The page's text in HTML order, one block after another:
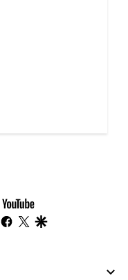
youtube-
footer
instagram
facebook
twitter